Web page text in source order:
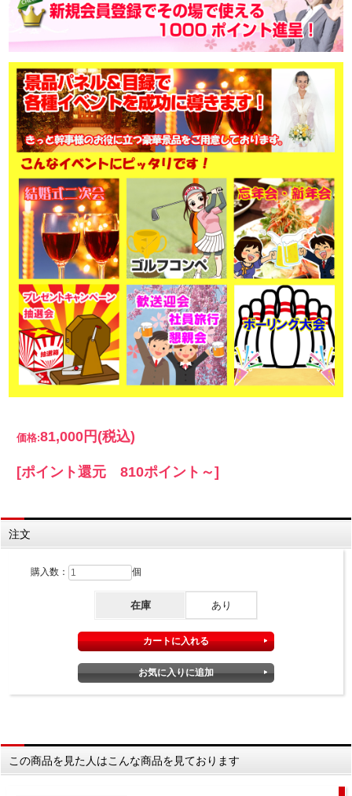
価格:81,000円 (税込)
[ポイント還元 810ポイント～]
注文
購入数： 個
在庫 あり
この商品を見た人はこんな商品を見ております